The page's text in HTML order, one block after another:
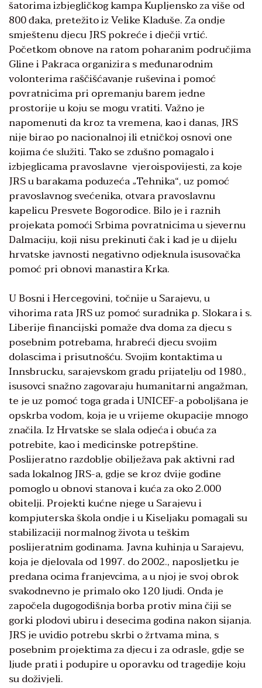
šatorima izbjegličkog kampa Kupljensko za više od
800 đaka, pretežito iz Velike Kladuše. Za ondje
smještenu djecu JRS pokreće i dječji vrtić.
Početkom obnove na ratom poharanim područjima
Gline i Pakraca organizira s međunarodnim
volonterima raščišćavanje ruševina i pomoć
povratnicima pri opremanju barem jedne
prostorije u koju se mogu vratiti. Važno je
napomenuti da kroz ta vremena, kao i danas, JRS
nije birao po nacionalnoj ili etničkoj osnovi one
kojima će služiti. Tako se zdušno pomagalo i
izbjeglicama pravoslavne vjeroispovijesti, za koje
JRS u barakama poduzeća „Tehnika“, uz pomoć
pravoslavnog svećenika, otvara pravoslavnu
kapelicu Presvete Bogorodice. Bilo je i raznih
projekata pomoći Srbima povratnicima u sjevernu
Dalmaciju, koji nisu prekinuti čak i kad je u dijelu
hrvatske javnosti negativno odjeknula isusovačka
pomoć pri obnovi manastira Krka.
U Bosni i Hercegovini, točnije u Sarajevu, u
vihorima rata JRS uz pomoć suradnika p. Slokara i s.
Liberije financijski pomaže dva doma za djecu s
posebnim potrebama, hrabreći djecu svojim
dolascima i prisutnošću. Svojim kontaktima u
Innsbrucku, sarajevskom gradu prijatelju od 1980.,
isusovci snažno zagovaraju humanitarni angažman,
te je uz pomoć toga grada i UNICEF-a poboljšana je
opskrba vodom, koja je u vrijeme okupacije mnogo
značila. Iz Hrvatske se slala odjeća i obuća za
potrebite, kao i medicinske potrepštine.
Poslijeratno razdoblje obilježava pak aktivni rad
sada lokalnog JRS-a, gdje se kroz dvije godine
pomoglo u obnovi stanova i kuća za oko 2.000
obitelji. Projekti kućne njege u Sarajevu i
kompjuterska škola ondje i u Kiseljaku pomagali su
stabilizaciji normalnog života u teškim
poslijeratnim godinama. Javna kuhinja u Sarajevu,
koja je djelovala od 1997. do 2002., naposljetku je
predana ocima franjevcima, a u njoj je svoj obrok
svakodnevno je primalo oko 120 ljudi. Onda je
započela dugogodišnja borba protiv mina čiji se
gorki plodovi ubiru i desecima godina nakon sijanja.
JRS je uvidio potrebu skrbi o žrtvama mina, s
posebnim projektima za djecu i za odrasle, gdje se
ljude prati i podupire u oporavku od tragedije koju
su doživjeli.